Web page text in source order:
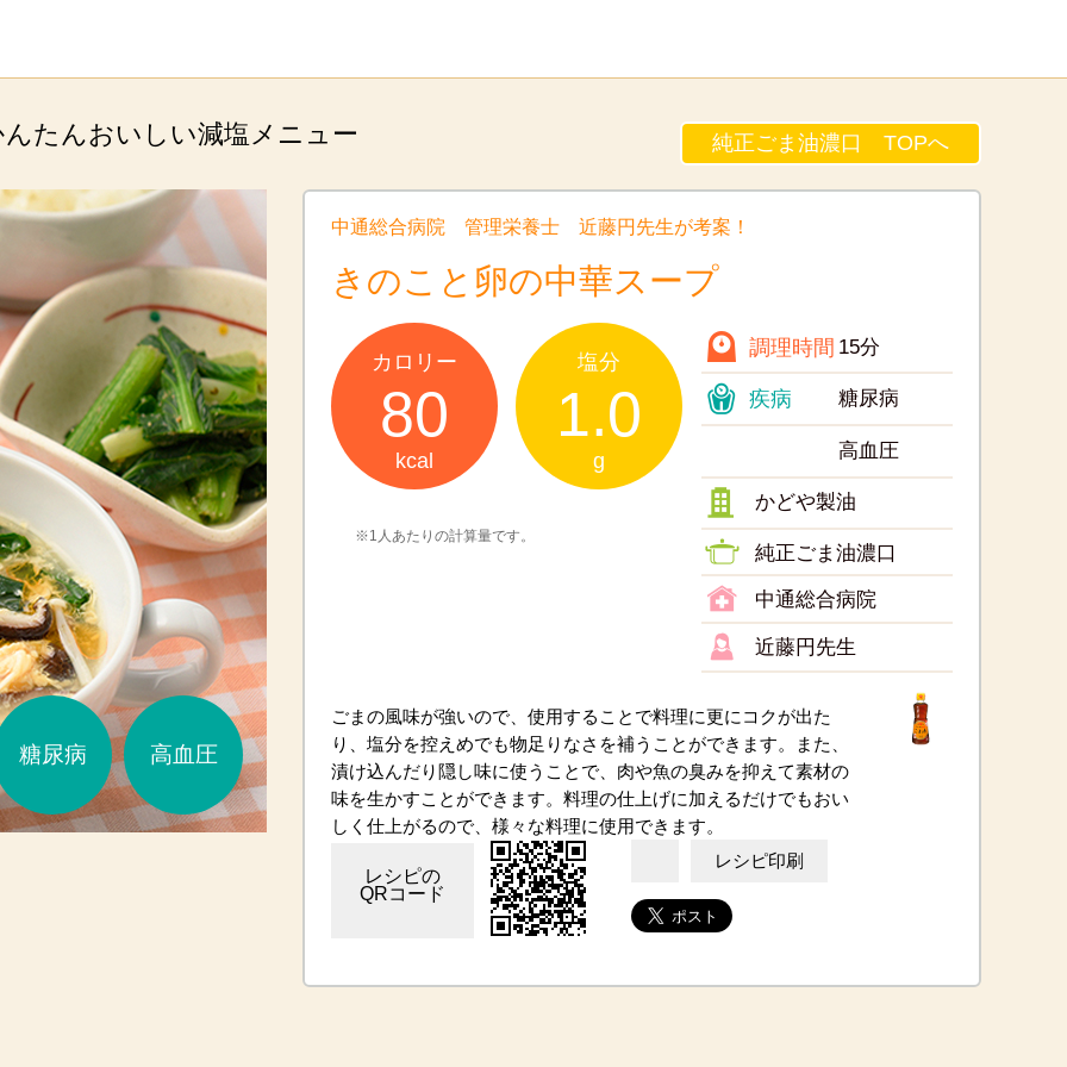
たんおいしい減塩メニュー 純正ごま油濃口 TOPへ
高血圧
糖尿病
中通総合病院 管理栄養士 近藤円先生が考案！
きのこと卵の中華スープ
カロリー
80
kcal
塩分
1.0
g
※1人あたりの計算量です。
調理時間 15分
疾病 糖尿病
高血圧
かどや製油
純正ごま油濃口
中通総合病院
近藤円先生
ごまの風味が強いので、使用することで料理に更にコクが出た
り、塩分を控えめでも物足りなさを補うことができます。また、
漬け込んだり隠し味に使うことで、肉や魚の臭みを抑えて素材の
味を生かすことができます。料理の仕上げに加えるだけでもおい
しく仕上がるので、様々な料理に使用できます。
レシピ印刷
レシピの
QRコード